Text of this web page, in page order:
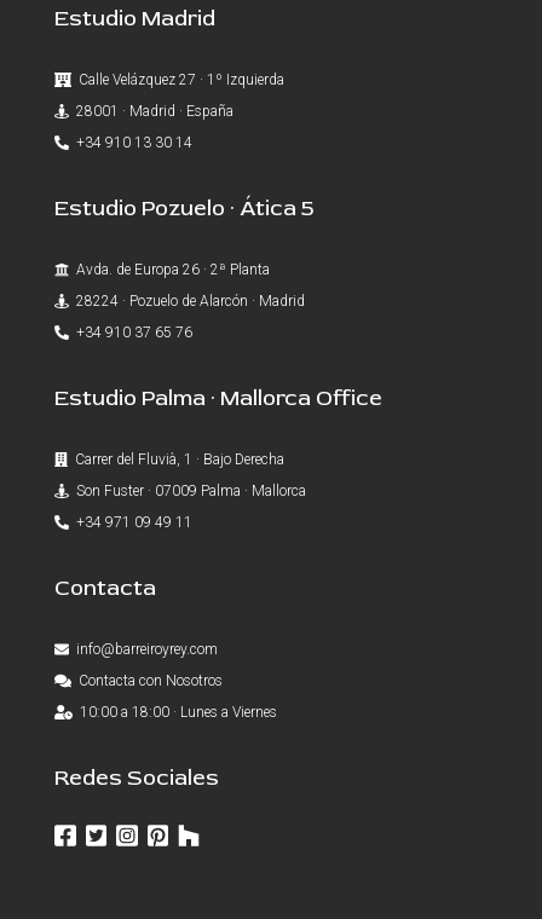
Estudio Madrid
Calle Velázquez 27 · 1º Izquierda
28001 · Madrid · España
+34 910 13 30 14
Estudio Pozuelo · Ática 5
Avda. de Europa 26 · 2ª Planta
28224 · Pozuelo de Alarcón · Madrid
+34 910 37 65 76
Estudio Palma · Mallorca Office
Carrer del Fluvià, 1 · Bajo Derecha
Son Fuster · 07009 Palma · Mallorca
+34 971 09 49 11
Contacta
info@barreiroyrey.com
Contacta con Nosotros
10:00 a 18:00 · Lunes a Viernes
Redes Sociales